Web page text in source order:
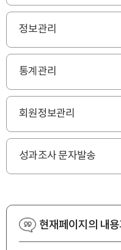
정보관리
통계관리
회원정보관리
성과조사 문자발송
현재페이지의 내